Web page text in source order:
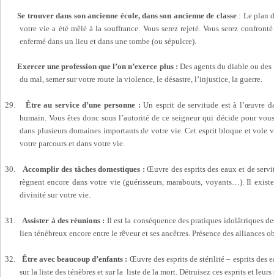
Se trouver dans son ancienne école, dans son ancienne de classe : Le plan
votre vie a été mêlé à la souffrance. Vous serez rejeté. Vous serez
enfermé dans un lieu et dans une tombe (ou sépulcre).
Exercer une profession que l’on n’exerce plus : Des agents du diable ou
du mal, semer sur votre route la violence, le désastre, l’injustice, la guerre.
29. Être au service d’une personne :Un esprit de servitude est à l’œuvre
humain. Vous êtes donc sous l’autorité de ce seigneur qui décide pour
dans plusieurs domaines importants de votre vie. Cet esprit bloque et vole
votre parcours et dans votre vie.
30. Accomplir des tâches domestiques :Œuvre des esprits des eaux et de
règnent encore dans votre vie (guérisseurs, marabouts, voyants…). Il
divinité sur votre vie.
31. Assister à des réunions : Il est la conséquence des pratiques idolâtriques
lien ténébreux encore entre le rêveur et ses ancêtres. Présence des alliances
32. Être avec beaucoup d’enfants : Œuvre des esprits de stérilité – esprits des
sur la liste des ténèbres et sur la liste de la mort. Détruisez ces esprits et leurs